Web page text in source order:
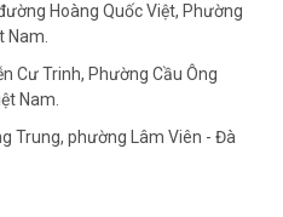
Hoàng Quốc Việt, Phường
Nam.
Cư Trinh, Phường Cầu Ông
Nam.
Trung, phường Lâm Viên - Đà